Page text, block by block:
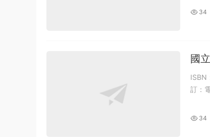
34
國
ISBN
訂：
34